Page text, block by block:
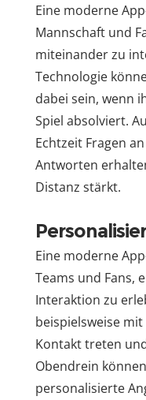
Eine moderne
Mannschaft und
miteinander zu
Technologie
dabei sein, wenn
Spiel absolviert.
Echtzeit Fragen
Antworten
Distanz stärkt.
Eine moderne
Teams und Fans,
Interaktion zu
beispielsweise
Kontakt treten
Obendrein
personalisierte